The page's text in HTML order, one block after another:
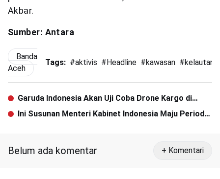
Akbar.
Sumber: Antara
Banda
Aceh
Tags: #aktivis # Headline #kawasan #kelautan
Garuda Indonesia Akan Uji Coba Drone Kargo di
Aceh
Ini Susunan Menteri Kabinet Indonesia Maju Periode
Belum ada komentar + Komentari